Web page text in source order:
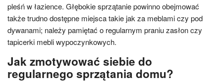
pleśń w łazience. Głębokie sprzątanie powinno obejmować
także trudno dostępne miejsca takie jak za meblami czy pod
dywanami; należy pamiętać o regularnym praniu zasłon czy
tapicerki mebli wypoczynkowych.
Jak zmotywować siebie do
regularnego sprzątania domu?